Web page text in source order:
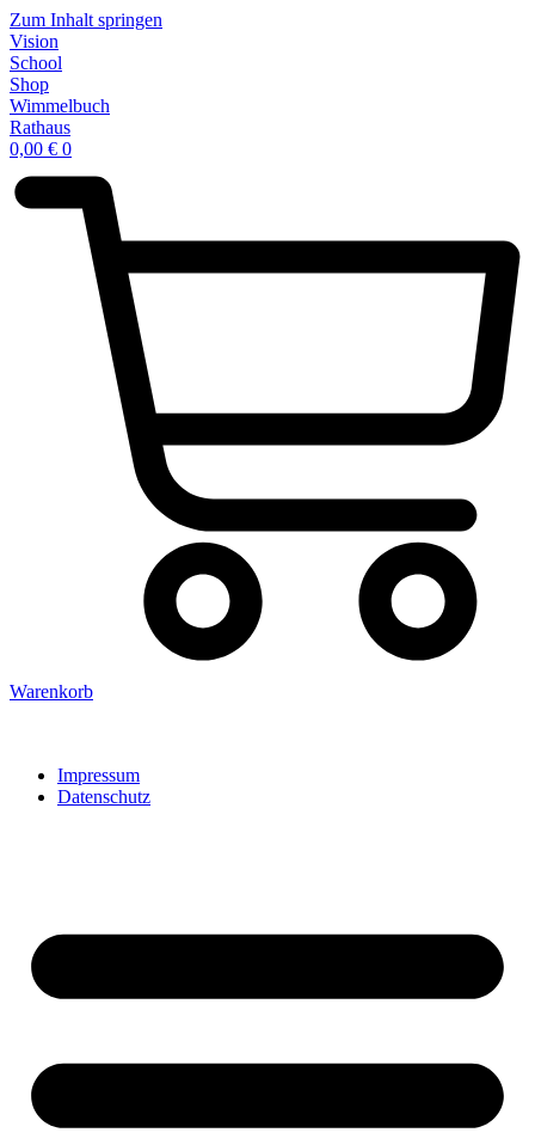
Zum Inhalt springen
Vision
School
Shop
Wimmelbuch
Rathaus
0,00 € 0
Warenkorb
Impressum
Datenschutz